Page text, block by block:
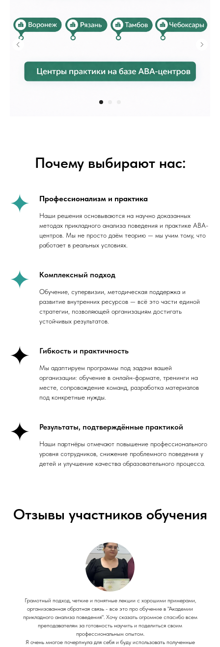
Почему выбирают нас:
Профессионализм и практика
Наши решения основываются на научно доказанных
методах прикладного анализа поведения и практике ABA-
центров. Мы не просто даём теорию — мы учим тому, что
работает в реальных условиях.
Комплексный подход
Обучение, супервизии, методическая поддержка и
развитие внутренних ресурсов — всё это части единой
стратегии, позволяющей организациям достигать
устойчивых результатов.
Гибкость и практичность
Мы адаптируем программы под задачи вашей
организации: обучение в онлайн-формате, тренинги на
месте, сопровождение команд, разработка материалов
под конкретные нужды.
Результаты, подтверждённые практикой
Наши партнёры отмечают повышение профессионального
уровня сотрудников, снижение проблемного поведения у
детей и улучшение качества образовательного процесса.
Отзывы участников обучения
Грамотный подход, четкие и понятные лекции с хорошими примерами,
организованная обратная связь - все это про обучение в "Академии
прикладного анализа поведения". Хочу сказать огромное спасибо всем
преподавателям за готовность научить и поделиться своим
профессиональным опытом.
Я очень многое почерпнула для себя и буду использовать полученные